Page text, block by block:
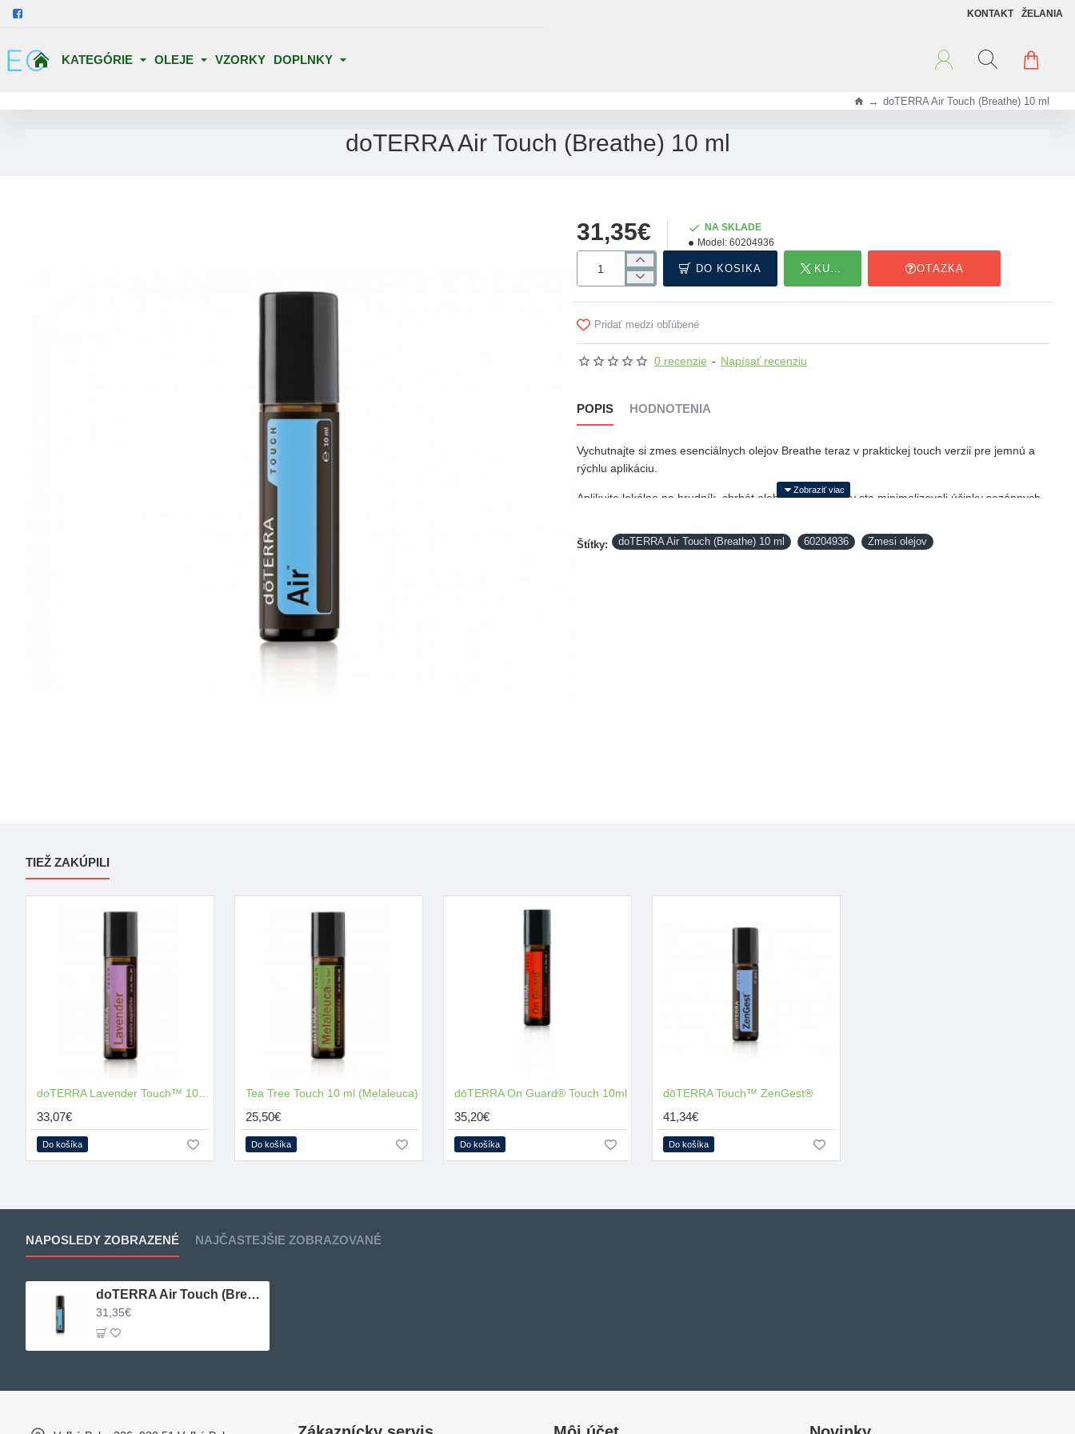
KONTAKT ŽELANIA
KATEGÓRIE OLEJE VZORKY DOPLNKY
doTERRA Air Touch (Breathe) 10 ml
h
doTERRA Air Touch (Breathe) 10 ml
0 recenzie - Napísať recenziu
31,35€
NA SKLADE
Model: 60204936
DO KOŠÍKA KÚPIŤ HNEĎ OTÁZKA
Pridať medzi obľúbené
POPIS HODNOTENIA
Vychutnajte si zmes esenciálnych olejov Breathe teraz v praktickej touch verzii pre jemnú a
rýchlu aplikáciu.
Aplikujte lokálne na hrudník, chrbát alebo chodidlá, aby ste minimalizovali účinky sezónnych
domácnosti a vďaka jeho pohodlnej roll on aplikácii môže byť táto zmes použitá kedykoľvek.
Štítky: doTERRA Air Touch (Breathe) 10 ml 60204936 Zmesi olejov
TIEŽ ZAKÚPILI
doTERRA Lavender Touch™ 10ml
33,07€
Do košíka
Tea Tree Touch 10 ml (Melaleuca)
25,50€
Do košíka
NOVÉ
dōTERRA On Guard® Touch 10ml
35,20€
Do košíka
NOVÉ
dōTERRA Touch™ ZenGest®
41,34€
Do košíka
NAPOSLEDY ZOBRAZENÉ NAJČASTEJŠIE ZOBRAZOVANÉ
doTERRA Air Touch (Breathe) 10 ml
31,35€